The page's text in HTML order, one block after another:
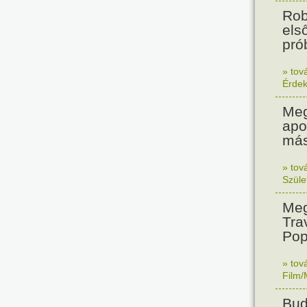
»
»
»
Film/